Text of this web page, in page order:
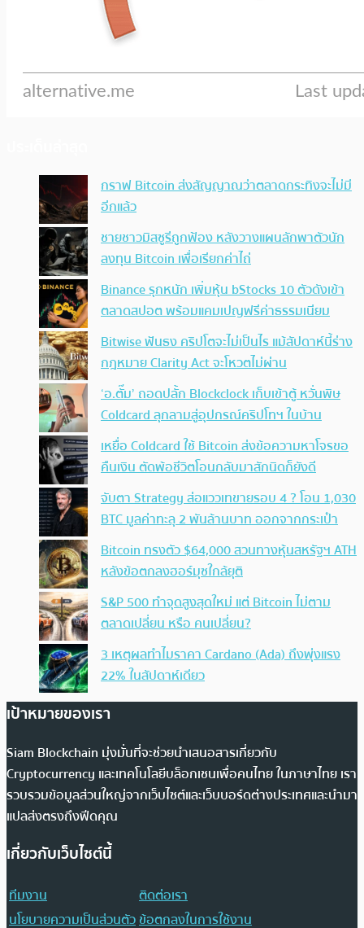
กราฟ Bitcoin ส่งสัญญาณว่าตลาดกระทิงจะไม่มี
อีกแล้ว
ชายชาวมิสซูรีถูกฟ้อง หลังวางแผนลักพาตัวนัก
ลงทุน Bitcoin เพื่อเรียกค่าไถ่
Binance รุกหนัก เพิ่มหุ้น bStocks 10 ตัวดังเข้า
ตลาดสปอต พร้อมแคมเปญฟรีค่าธรรมเนียม
Bitwise ฟันธง คริปโตจะไม่เป็นไร แม้สัปดาห์นี้ร่าง
กฎหมาย Clarity Act จะโหวตไม่ผ่าน
‘อ.ตั๊ม’ ถอดปลั้ก Blockclock เก็บเข้าตู้ หวั่นพิษ
Coldcard ลุกลามสู่อุปกรณ์คริปโทฯ ในบ้าน
เหยื่อ Coldcard ใช้ Bitcoin ส่งข้อความหาโจรขอ
คืนเงิน ตัดพ้อชีวิตโอนกลับมาสักนิดก็ยังดี
จับตา Strategy ส่อแววเทขายรอบ 4 ? โอน 1,030
BTC มูลค่าทะลุ 2 พันล้านบาท ออกจากกระเป๋า
Bitcoin ทรงตัว $64,000 สวนทางหุ้นสหรัฐฯ ATH
หลังข้อตกลงฮอร์มุซใกล้ยุติ
S&P 500 ทำจุดสูงสุดใหม่ แต่ Bitcoin ไม่ตาม
ตลาดเปลี่ยน หรือ คนเปลี่ยน?
3 เหตุผลทำไมราคา Cardano (Ada) ถึงพุ่งแรง
22% ในสัปดาห์เดียว
เป้าหมายของเรา
Siam Blockchain มุ่งมั่นที่จะช่วยนำเสนอสารเกี่ยวกับ
Cryptocurrency และเทคโนโลยีบล็อกเชนเพื่อคนไทย ในภาษาไทย เรา
รวบรวมข้อมูลส่วนใหญ่จากเว็บไซต์และเว็บบอร์ดต่างประเทศและนำมา
แปลส่งตรงถึงฟีดคุณ
เกี่ยวกับเว็บไซต์นี้
ทีมงาน
ติดต่อเรา
นโยบายความเป็นส่วนตัวข้อตกลงในการใช้งาน